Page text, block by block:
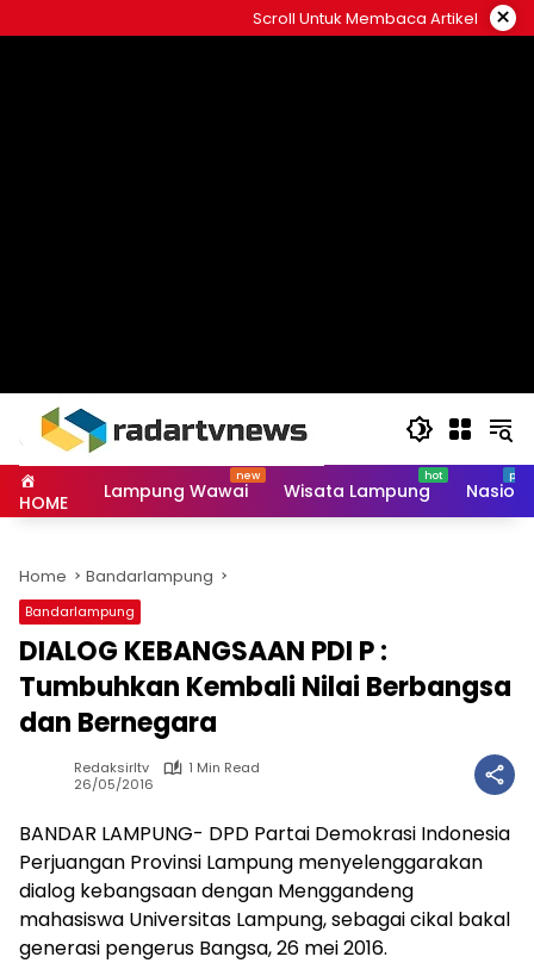
to
Scroll Untuk Membaca Artikel ×
HOME Lampung Wawai Wisata Lampung
Home Bandarlampung
Bandarlampung
DIALOG KEBANGSAAN PDI P :
Tumbuhkan Kembali Nilai Berbangsa
dan Bernegara
Redaksirltv
1 Min Read
26/05/2016
BANDAR LAMPUNG- DPD Partai Demokrasi Indonesia
Perjuangan Provinsi Lampung menyelenggarakan
dialog kebangsaan dengan Menggandeng
mahasiswa Universitas Lampung, sebagai cikal bakal
generasi pengerus Bangsa, 26 mei 2016.